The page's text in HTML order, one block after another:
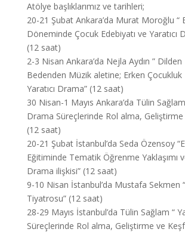
Atölye başlıklarımız ve tarihleri;
20-21 Şubat Ankara’da Murat Moroğlu “
Döneminde Çocuk Edebiyatı ve Yaratıcı
(12 saat)
2-3 Nisan Ankara’da Nejla Aydın ”
Bedenden Müzik aletine; Erken
Yaratıcı Drama” (12 saat)
30 Nisan-1 Mayıs Ankara’da Tülin Sağlam
Drama Süreçlerinde Rol alma,
(12 saat)
20-21 Şubat İstanbul’da Seda Özensoy
Eğitiminde Tematik Öğrenme Yaklaşımı
Drama ilişkisi” (12 saat)
9-10 Nisan İstanbul’da Mustafa Sekmen
Tiyatrosu” (12 saat)
28-29 Mayıs İstanbul’da Tülin Sağlam “
Süreçlerinde Rol alma, Geliştirme ve